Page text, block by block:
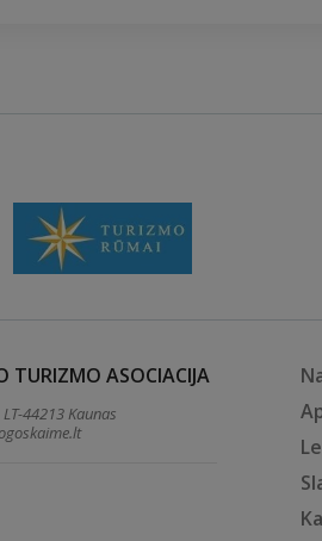
TURIZMO ASOCIACIJA
44213 Kaunas